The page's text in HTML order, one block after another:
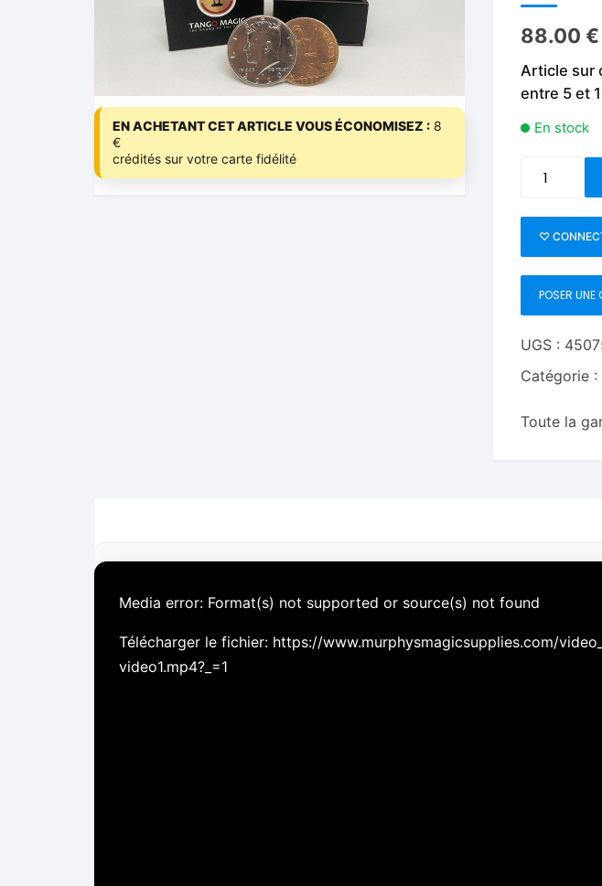
Livres de
Livres sur la
Livres en
EN ACHETANT CET ARTICLE VOUS ÉCONOMISEZ : 8
€
crédités sur votre carte fidélité
88.00€
Article sur
entre 5 et
En stock
Ultimate
Coin
(T.U.C)
Copper
and
Silver
by
♡
POSER UNE
UGS :
Catégorie :
Toute la
Media error: Format(s) not supported or source(s) not found
Télécharger le fichier: https://www.murphysmagicsupplies.com/
video1.mp4?_=1